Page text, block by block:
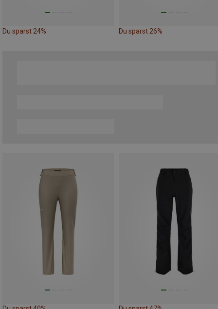
Du sparst 24% Du sparst 26%